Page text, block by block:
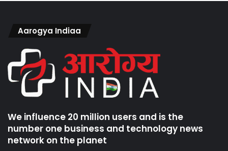
Aarogya Indiaa
We influence 20 million users and is the
number one business and technology news
network on the planet